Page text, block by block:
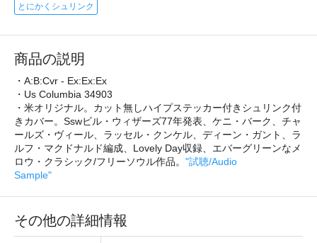
とにかくシュリンク
商品の説明
・A:B:Cvr - Ex:Ex:Ex
・Us Columbia 34903
・米オリジナル。カット無しハイプステッカー付きシュリンク付
きカバー。Sswビル・ウィザーズ77年発表、ケニ・バーク、チャ
ールズ・ヴィール、ラッセル・クンケル、ディーン・ガント、ラ
ルフ・マクドナルド編成、Lovely Day収録、エバーグリーンなメ
ロウ・クラシック/フリーソウル作品。 "試聴/Audio
Sample"
その他の詳細情報